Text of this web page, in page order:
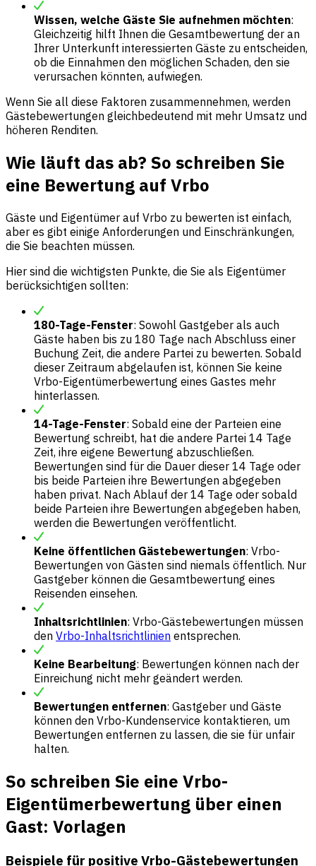
Wissen, welche Gäste Sie aufnehmen möchten:
Gleichzeitig hilft Ihnen die Gesamtbewertung der an
Ihrer Unterkunft interessierten Gäste zu entscheiden,
ob die Einnahmen den möglichen Schaden, den sie
verursachen könnten, aufwiegen.
Wenn Sie all diese Faktoren zusammennehmen, werden
Gästebewertungen gleichbedeutend mit mehr Umsatz und
höheren Renditen.
Wie läuft das ab? So schreiben Sie
eine Bewertung auf Vrbo
Gäste und Eigentümer auf Vrbo zu bewerten ist einfach,
aber es gibt einige Anforderungen und Einschränkungen,
die Sie beachten müssen.
Hier sind die wichtigsten Punkte, die Sie als Eigentümer
berücksichtigen sollten:
180-Tage-Fenster: Sowohl Gastgeber als auch
Gäste haben bis zu 180 Tage nach Abschluss einer
Buchung Zeit, die andere Partei zu bewerten. Sobald
dieser Zeitraum abgelaufen ist, können Sie keine
Vrbo-Eigentümerbewertung eines Gastes mehr
hinterlassen.
14-Tage-Fenster: Sobald eine der Parteien eine
Bewertung schreibt, hat die andere Partei 14 Tage
Zeit, ihre eigene Bewertung abzuschließen.
Bewertungen sind für die Dauer dieser 14 Tage oder
bis beide Parteien ihre Bewertungen abgegeben
haben privat. Nach Ablauf der 14 Tage oder sobald
beide Parteien ihre Bewertungen abgegeben haben,
werden die Bewertungen veröffentlicht.
Keine öffentlichen Gästebewertungen: Vrbo-
Bewertungen von Gästen sind niemals öffentlich. Nur
Gastgeber können die Gesamtbewertung eines
Reisenden einsehen.
Inhaltsrichtlinien: Vrbo-Gästebewertungen müssen
den Vrbo-Inhaltsrichtlinien entsprechen.
Keine Bearbeitung: Bewertungen können nach der
Einreichung nicht mehr geändert werden.
Bewertungen entfernen: Gastgeber und Gäste
können den Vrbo-Kundenservice kontaktieren, um
Bewertungen entfernen zu lassen, die sie für unfair
halten.
So schreiben Sie eine Vrbo-
Eigentümerbewertung über einen
Gast: Vorlagen
Beispiele für positive Vrbo-Gästebewertungen